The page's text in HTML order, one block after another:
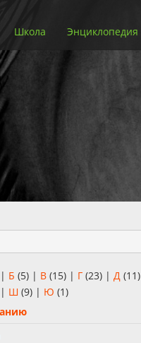
Школа Энциклопедия
| Б (5) | В (15) | Г (23) | Д (11)
| Ш (9) | Ю (1)